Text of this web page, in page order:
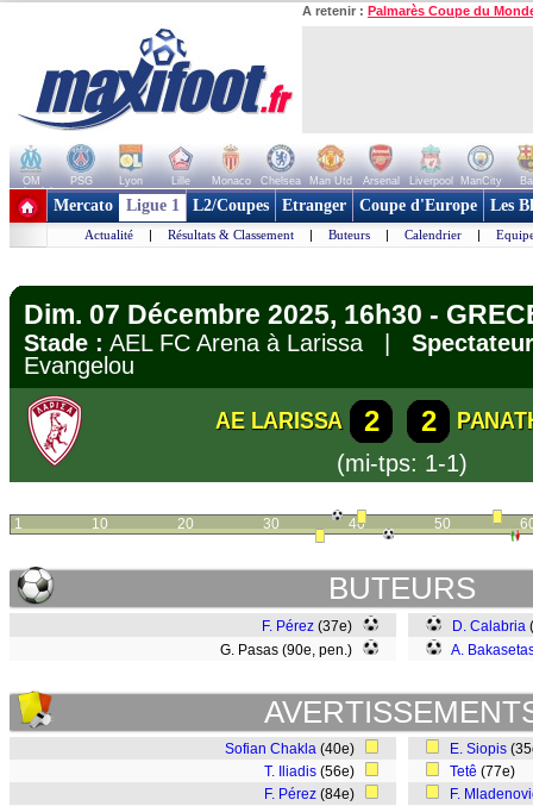
A retenir : Palmarès Coupe du
OM PSG Lyon Lille Monaco Chelsea Man Utd Arsenal Liverpool ManCity
+ de clubs
Mercato Ligue 1 L2/Coupes Etranger Coupe d'Europe Les
Actualité | Résultats & Classement | Buteurs | Calendrier |
Dim. 07 Décembre 2025, 16h30 -
Stade : AEL FC Arena à Larissa |
Evangelou
AE LARISSA 2 2
(mi-tps: 1-1)
1 10 20 30 40 50
BUTEURS
F. Pérez (37e)
G. Pasas (90e, pen.)
D. Calabria
A.
Sofian Chakla (40e)
T. Iliadis (56e)
F. Pérez (84e)
E. Siopis
Tetê (77e)
F.